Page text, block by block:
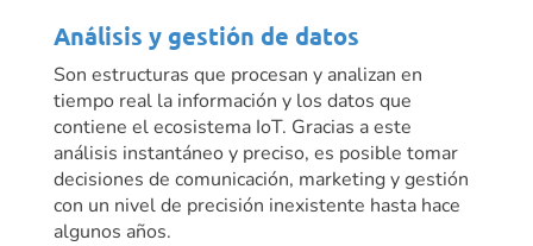
Análisis y gestión de datos
Son estructuras que procesan y analizan en
tiempo real la información y los datos que
contiene el ecosistema IoT. Gracias a este
análisis instantáneo y preciso, es posible tomar
decisiones de comunicación, marketing y gestión
con un nivel de precisión inexistente hasta hace
algunos años.